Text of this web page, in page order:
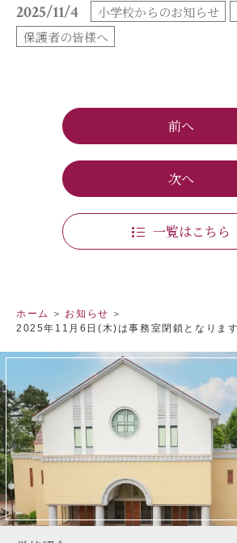
保護者の方へ
個人情報の取り扱いについて
サイトポリシー
2025/11/4 小学校からのお知らせ
保護者の皆様へ
前へ
一覧はこちら
次へ
ホーム
お知らせ
2025年11月6日(木)は事務室閉鎖となります